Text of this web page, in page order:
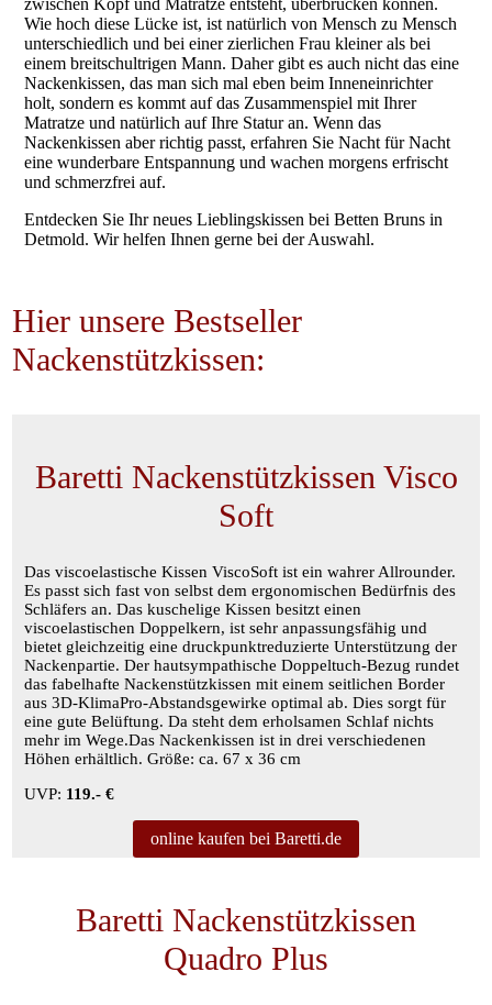
Wie hoch diese Lücke ist, ist natürlich von Mensch zu Mensch
unterschiedlich und bei einer zierlichen Frau kleiner als bei
einem breitschultrigen Mann. Daher gibt es auch nicht das eine
Nackenkissen, das man sich mal eben beim Inneneinrichter
holt, sondern es kommt auf das Zusammenspiel mit Ihrer
Matratze und natürlich auf Ihre Statur an. Wenn das
Nackenkissen aber richtig passt, erfahren Sie Nacht für Nacht
eine wunderbare Entspannung und wachen morgens erfrischt
und schmerzfrei auf.
Entdecken Sie Ihr neues Lieblingskissen bei Betten Bruns in
Detmold. Wir helfen Ihnen gerne bei der Auswahl.
Hier unsere Bestseller
Nackenstützkissen:
Baretti Nackenstützkissen Visco
Soft
Das viscoelastische Kissen ViscoSoft ist ein wahrer Allrounder.
Es passt sich fast von selbst dem ergonomischen Bedürfnis des
Schläfers an. Das kuschelige Kissen besitzt einen
viscoelastischen Doppelkern, ist sehr anpassungsfähig und
bietet gleichzeitig eine druckpunktreduzierte Unterstützung der
Nackenpartie. Der hautsympathische Doppeltuch-Bezug rundet
das fabelhafte Nackenstützkissen mit einem seitlichen Border
aus 3D-KlimaPro-Abstandsgewirke optimal ab. Dies sorgt für
eine gute Belüftung. Da steht dem erholsamen Schlaf nichts
mehr im Wege.Das Nackenkissen ist in drei verschiedenen
Höhen erhältlich. Größe: ca. 67 x 36 cm
UVP: 119.- €
online kaufen bei Baretti.de
Baretti Nackenstützkissen
Quadro Plus